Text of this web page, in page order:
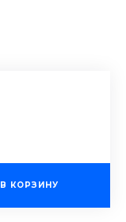
В КОРЗИНУ